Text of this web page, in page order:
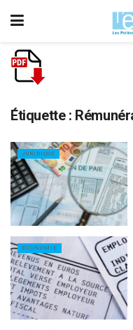
Étiquette :
JURIDIQUE
ECONOMIE